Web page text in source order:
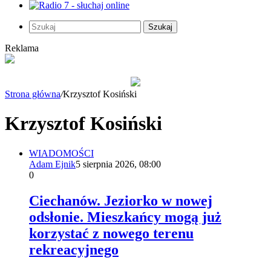
Szukaj
Reklama
Strona główna/Krzysztof Kosiński
Krzysztof Kosiński
WIADOMOŚCI
Adam Ejnik5 sierpnia 2026, 08:00
0
Ciechanów. Jeziorko w nowej
odsłonie. Mieszkańcy mogą już
korzystać z nowego terenu
rekreacyjnego